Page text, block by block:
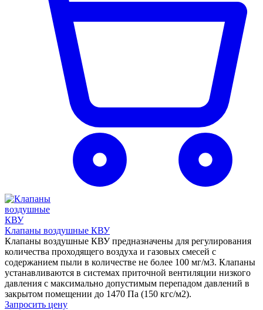
Клапаны воздушные КВУ
Клапаны воздушные КВУ предназначены для регулирования
количества проходящего воздуха и газовых смесей с
содержанием пыли в количестве не более 100 мг/м3. Клапаны
устанавливаются в системах приточной вентиляции низкого
давления с максимально допустимым перепадом давлений в
закрытом помещении до 1470 Па (150 кгс/м2).
Запросить цену